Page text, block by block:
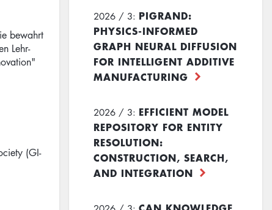
bewahrt
Lehr-
(GI-
2026 / 3: PIGRAND:
PHYSICS-INFORMED
GRAPH NEURAL DIFFUSION
FOR INTELLIGENT ADDITIVE
MANUFACTURING
2026 / 3: EFFICIENT MODEL
REPOSITORY FOR ENTITY
RESOLUTION:
CONSTRUCTION, SEARCH,
AND INTEGRATION